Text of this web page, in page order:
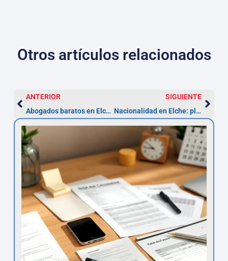
Otros artículos relacionados
ANTERIOR
Abogados baratos en Elche: cuánto pagar y plazos clave
SIGUIENTE
Nacionalidad en Elche: plazos 12–24 meses y pasos